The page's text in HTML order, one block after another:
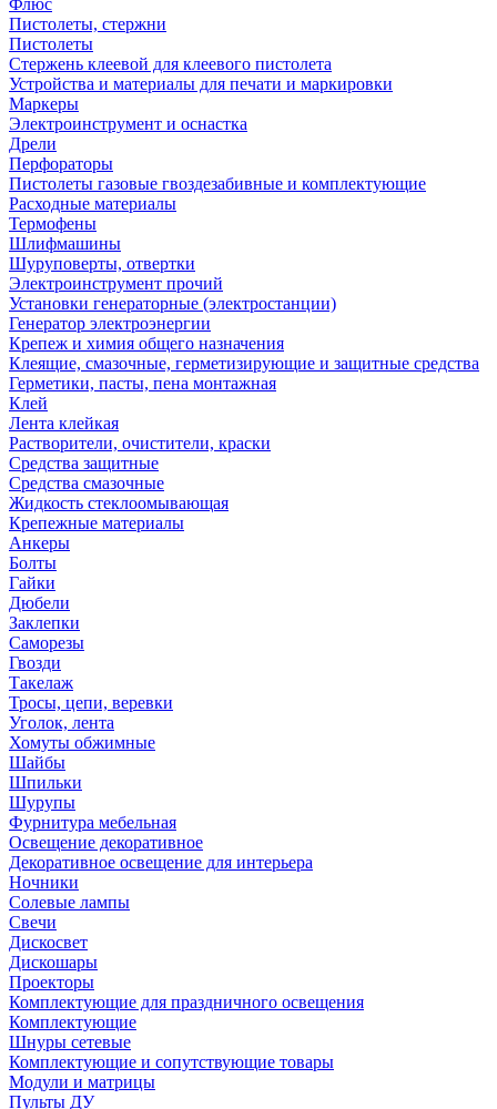
Флюс
Пистолеты, стержни
Пистолеты
Стержень клеевой для клеевого пистолета
Устройства и материалы для печати и маркировки
Маркеры
Электроинструмент и оснастка
Дрели
Перфораторы
Пистолеты газовые гвоздезабивные и комплектующие
Расходные материалы
Термофены
Шлифмашины
Шуруповерты, отвертки
Электроинструмент прочий
Установки генераторные (электростанции)
Генератор электроэнергии
Крепеж и химия общего назначения
Клеящие, смазочные, герметизирующие и защитные средства
Герметики, пасты, пена монтажная
Клей
Лента клейкая
Растворители, очистители, краски
Средства защитные
Средства смазочные
Жидкость стеклоомывающая
Крепежные материалы
Анкеры
Болты
Гайки
Дюбели
Заклепки
Саморезы
Гвозди
Такелаж
Тросы, цепи, веревки
Уголок, лента
Хомуты обжимные
Шайбы
Шпильки
Шурупы
Фурнитура мебельная
Освещение декоративное
Декоративное освещение для интерьера
Ночники
Солевые лампы
Свечи
Дискосвет
Дискошары
Проекторы
Комплектующие для праздничного освещения
Комплектующие
Шнуры сетевые
Комплектующие и сопутствующие товары
Модули и матрицы
Пульты ДУ